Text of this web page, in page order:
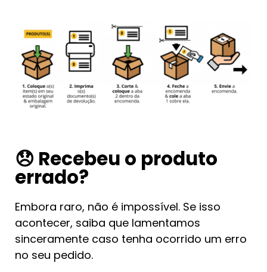
😞 Recebeu o produto
errado?
Embora raro, não é impossível. Se isso
acontecer, saiba que lamentamos
sinceramente caso tenha ocorrido um erro
no seu pedido.